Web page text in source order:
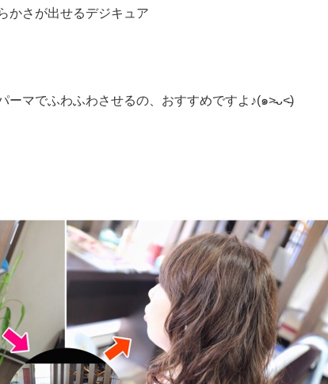
かさが出せるデジキュア
ーマでふわふわさせるの、おすすめですよ♪(๑˃̵ᴗ˂̵)